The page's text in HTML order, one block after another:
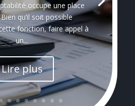
occupe une place
qu’il soit possible
fonction, faire appel à
un...
Lire plus